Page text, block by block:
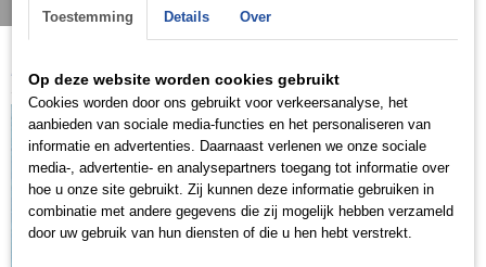
Home > Hanger > > ZH0854
Toestemming Details Over
Op deze website worden cookies gebruikt
Cookies worden door ons gebruikt voor verkeersanalyse, het
aanbieden van sociale media-functies en het personaliseren van
informatie en advertenties. Daarnaast verlenen we onze sociale
media-, advertentie- en analysepartners toegang tot informatie over
hoe u onze site gebruikt. Zij kunnen deze informatie gebruiken in
combinatie met andere gegevens die zij mogelijk hebben verzameld
door uw gebruik van hun diensten of die u hen hebt verstrekt.